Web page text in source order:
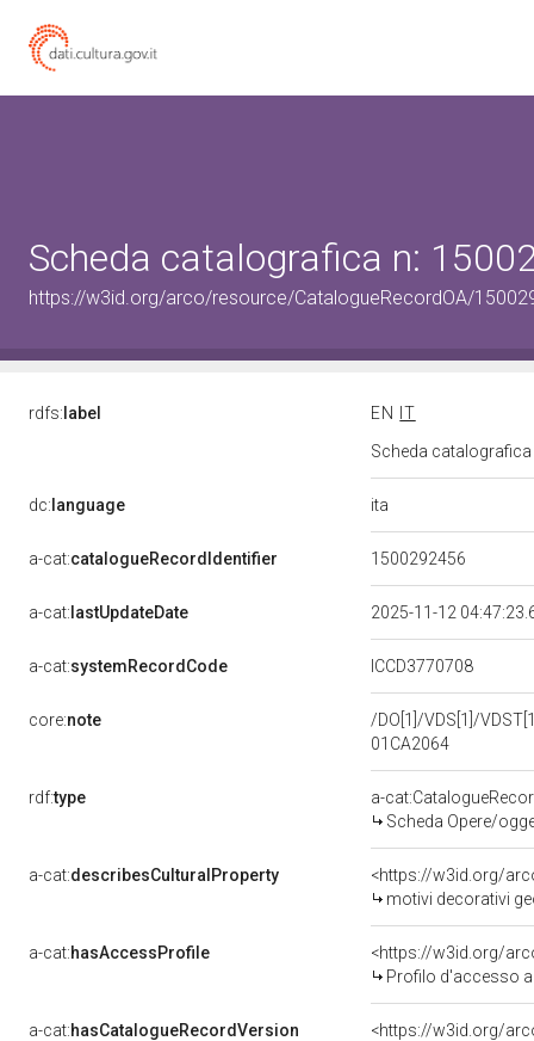
Scheda catalografica n:
https://w3id.org/arco/resource/CatalogueRecordOA/
rdfs: label EN
IT
Scheda
dc: language ita
a-cat:catalogueRecordIdentifier 1500292456
a-cat: lastUpdateDate 2025-11-12
a-cat:systemRecordCode ICCD3770708
core:note
/DO[1]/VDS[1]/
01CA2064
rdf:type
a-
Scheda Opere/
a-cat:describesCulturalProperty
<https://w3id.org/
motivi decorativi
a-cat:hasAccessProfile
<https://w3id.org/
Profilo d'accesso
a-cat:hasCatalogueRecordVersion
<https://w3id.org/